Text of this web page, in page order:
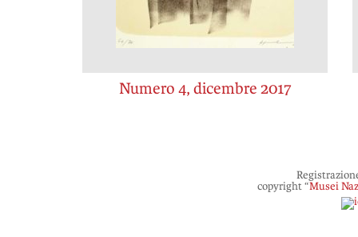
Numero 4, dicembre 2017
copyright “Musei